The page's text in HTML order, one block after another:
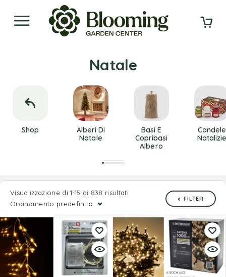
Natale
Shop
Alberi Di
Natale
Basi E
Copribasi
Albero
Candele
Visualizzazione di 1-15 di 838 risultati
Ordinamento predefinito
FILTER